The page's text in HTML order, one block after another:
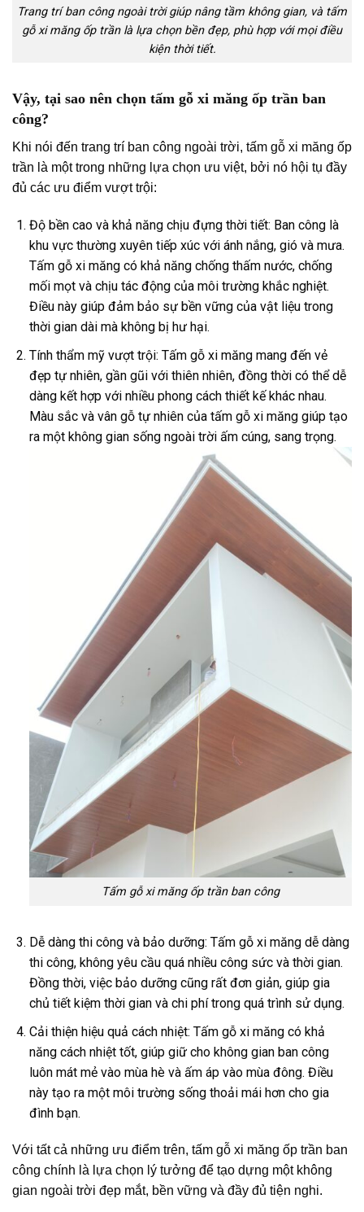
Trang trí ban công ngoài trời giúp nâng tầm không gian, và tấm
gỗ xi măng ốp trần là lựa chọn bền đẹp, phù hợp với mọi điều
kiện thời tiết.
Vậy, tại sao nên chọn tấm gỗ xi măng ốp trần ban
công?
Khi nói đến trang trí ban công ngoài trời, tấm gỗ xi măng ốp
trần là một trong những lựa chọn ưu việt, bởi nó hội tụ đầy
đủ các ưu điểm vượt trội:
Độ bền cao và khả năng chịu đựng thời tiết: Ban công là
khu vực thường xuyên tiếp xúc với ánh nắng, gió và mưa.
Tấm gỗ xi măng có khả năng chống thấm nước, chống
mối mọt và chịu tác động của môi trường khắc nghiệt.
Điều này giúp đảm bảo sự bền vững của vật liệu trong
thời gian dài mà không bị hư hại.
Tính thẩm mỹ vượt trội: Tấm gỗ xi măng mang đến vẻ
đẹp tự nhiên, gần gũi với thiên nhiên, đồng thời có thể dễ
dàng kết hợp với nhiều phong cách thiết kế khác nhau.
Màu sắc và vân gỗ tự nhiên của tấm gỗ xi măng giúp tạo
ra một không gian sống ngoài trời ấm cúng, sang trọng.
Tấm gỗ xi măng ốp trần ban công
Dễ dàng thi công và bảo dưỡng: Tấm gỗ xi măng dễ dàng
thi công, không yêu cầu quá nhiều công sức và thời gian.
Đồng thời, việc bảo dưỡng cũng rất đơn giản, giúp gia
chủ tiết kiệm thời gian và chi phí trong quá trình sử dụng.
Cải thiện hiệu quả cách nhiệt: Tấm gỗ xi măng có khả
năng cách nhiệt tốt, giúp giữ cho không gian ban công
luôn mát mẻ vào mùa hè và ấm áp vào mùa đông. Điều
này tạo ra một môi trường sống thoải mái hơn cho gia
đình bạn.
Với tất cả những ưu điểm trên, tấm gỗ xi măng ốp trần ban
công chính là lựa chọn lý tưởng để tạo dựng một không
gian ngoài trời đẹp mắt, bền vững và đầy đủ tiện nghi.